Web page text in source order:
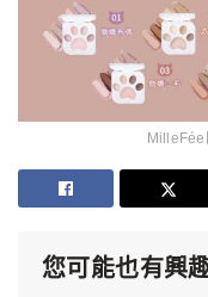
您可能也有興